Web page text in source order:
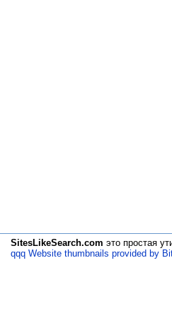
SitesLikeSearch.com это простая
qqq Website thumbnails provided by